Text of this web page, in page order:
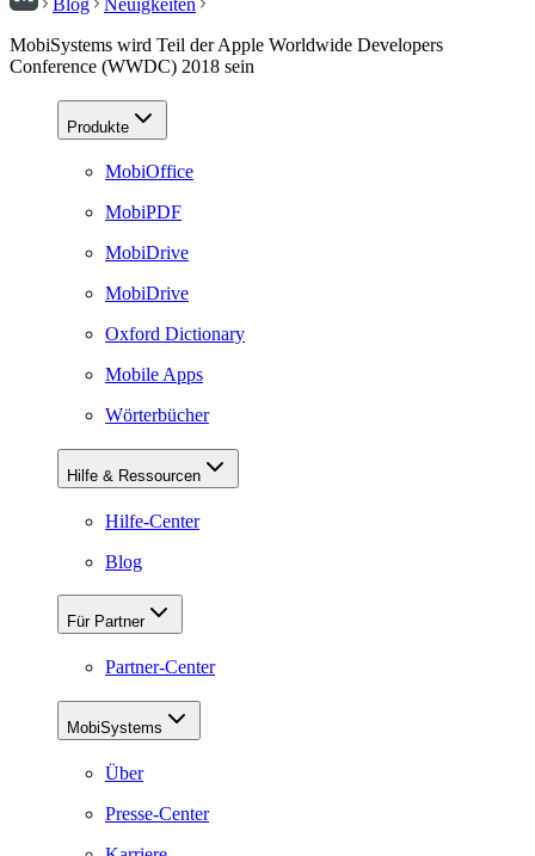
MobiSystems wird Teil der Apple Worldwide Developers
Conference (WWDC) 2018 sein
Produkte
MobiOffice
MobiPDF
MobiDrive
MobiDrive
Oxford Dictionary
Mobile Apps
Wörterbücher
Hilfe & Ressourcen
Hilfe-Center
Blog
Für Partner
Partner-Center
MobiSystems
Über
Presse-Center